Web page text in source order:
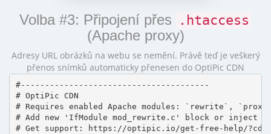
Volba #3: Připojení přes .htaccess
(Apache proxy)
Adresy URL obrázků na webu se nemění. Právě teď je veškerý
přenos snímků automaticky přenesen do OptiPic CDN
#---------------------------------------
# OptiPic CDN
# Requires enabled Apache modules: `rewrite`,
# Add new 'IfModule mod_rewrite.c' block or inject
# Get support: https://optipic.io/get-free-help/